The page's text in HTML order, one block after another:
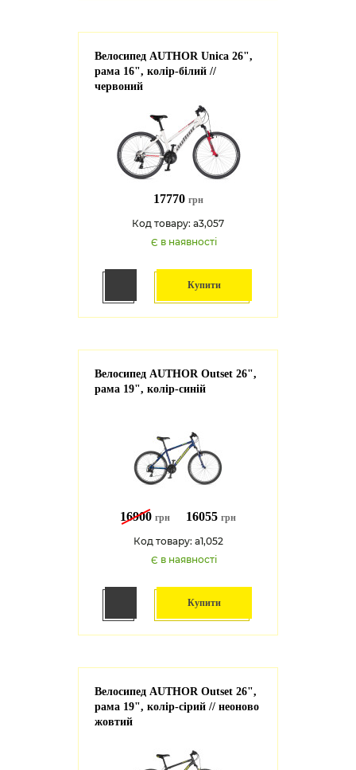
Велосипед AUTHOR Unica 26",
рама 16", колір-білий //
червоний
17770 грн
Код товару: a3,057
Є в наявності
Купити
Велосипед AUTHOR Outset 26",
рама 19", колір-синій
16900 грн 16055 грн
Код товару: a1,052
Є в наявності
Купити
Велосипед AUTHOR Outset 26",
рама 19", колір-сірий // неоново
жовтий